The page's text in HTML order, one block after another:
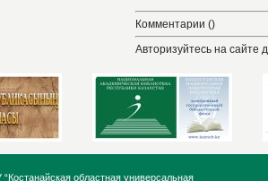
Комментарии ()
Авторизуйтесь на сайте
“Костанайская областная универсальная